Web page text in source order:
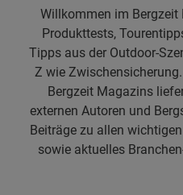
Willkommen im
Produkttests,
Tipps aus der Outdoor-
Z wie
Bergzeit Magazins
externen Autoren und
Beiträge zu allen
sowie aktuelles